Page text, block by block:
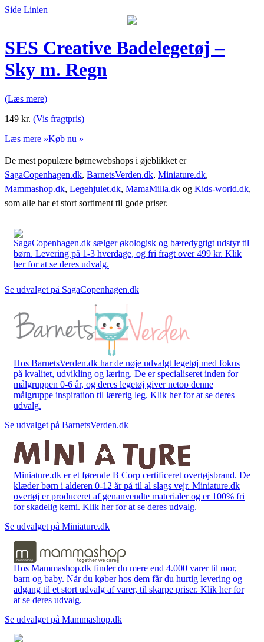
Side Linien
SES Creative Badelegetøj –
Sky m. Regn
(Læs mere)
149 kr. (Vis fragtpris)
Læs mere »Køb nu »
De mest populære børnewebshops i øjeblikket er
SagaCopenhagen.dk, BarnetsVerden.dk, Miniature.dk,
Mammashop.dk, Legehjulet.dk, MamaMilla.dk og Kids-world.dk,
som alle har et stort sortiment til gode priser.
SagaCopenhagen.dk sælger økologisk og bæredygtigt udstyr til
børn. Levering på 1-3 hverdage, og fri fragt over 499 kr. Klik
her for at se deres udvalg.
Se udvalget på SagaCopenhagen.dk
Hos BarnetsVerden.dk har de nøje udvalgt legetøj med fokus
på kvalitet, udvikling og læring. De er specialiseret inden for
målgruppen 0-6 år, og deres legetøj giver netop denne
målgruppe inspiration til lærerig leg. Klik her for at se deres
udvalg.
Se udvalget på BarnetsVerden.dk
Miniature.dk er et førende B Corp certificeret overtøjsbrand. De
klæder børn i alderen 0-12 år på til al slags vejr. Miniature.dk
overtøj er produceret af genanvendte materialer og er 100% fri
for skadelig kemi. Klik her for at se deres udvalg.
Se udvalget på Miniature.dk
Hos Mammashop.dk finder du mere end 4.000 varer til mor,
barn og baby. Når du køber hos dem får du hurtig levering og
adgang til et stort udvalg af varer, til skarpe priser. Klik her for
at se deres udvalg.
Se udvalget på Mammashop.dk